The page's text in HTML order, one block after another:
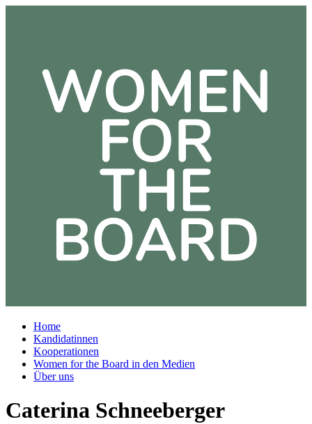
Home
Kandidatinnen
Kooperationen
Women for the Board in den Medien
Über uns
Caterina Schneeberger